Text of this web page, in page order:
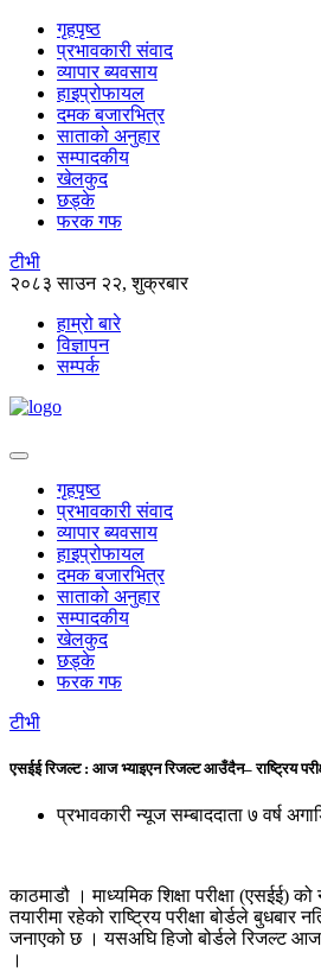
गृहपृष्ठ
प्रभावकारी संवाद
व्यापार ब्यवसाय
हाइप्रोफायल
दमक बजारभित्र
साताको अनुहार
सम्पादकीय
खेलकुद
छड्के
फरक गफ
टीभी
२०८३ साउन २२, शुक्रबार
हाम्रो बारे
विज्ञापन
सम्पर्क
गृहपृष्ठ
प्रभावकारी संवाद
व्यापार ब्यवसाय
हाइप्रोफायल
दमक बजारभित्र
साताको अनुहार
सम्पादकीय
खेलकुद
छड्के
फरक गफ
टीभी
एसईई रिजल्ट : आज भ्याइएन रिजल्ट आउँदैन– राष्ट्रिय
प्रभावकारी न्यूज सम्बाददाता ७ वर्ष
काठमाडौ । माध्यमिक शिक्षा परीक्षा (एसईई)
तयारीमा रहेको राष्ट्रिय परीक्षा बोर्डले बुधबार
जनाएको छ । यसअघि हिजो बोर्डले रिजल्ट आज
।